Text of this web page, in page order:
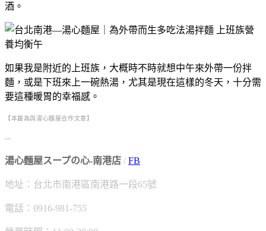
酒。
如果我是附近的上班族，大概時不時就想中午來外帶一份拌
麵，或是下班來上一碗熱湯，尤其是現在這樣的冬天，十分需
要這種暖胃的幸福感。
【本篇為與湯心麵屋合作文章】
--
湯心麵屋スープの心-南港店 / FB
地址：台北市南港區南港路一段65號
電話：0916-981-755